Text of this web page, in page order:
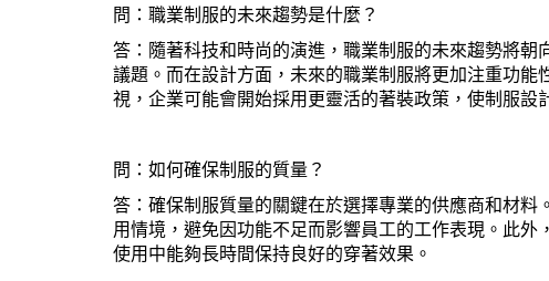
問：職業制服的未來趨勢是什麼？
答：隨著科技和時尚的演進，職業制服的未來趨勢將
議題。而在設計方面，未來的職業制服將更加注重功
視，企業可能會開始採用更靈活的著裝政策，使制服設
問：如何確保制服的質量？
答：確保制服質量的關鍵在於選擇專業的供應商和材
用情境，避免因功能不足而影響員工的工作表現。此
使用中能夠長時間保持良好的穿著效果。